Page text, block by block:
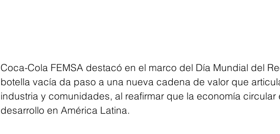
Coca-Cola FEMSA destacó en el marco del Día Mundial del
botella vacía da paso a una nueva cadena de valor que
industria y comunidades, al reafirmar que la economía circular
desarrollo en América Latina.